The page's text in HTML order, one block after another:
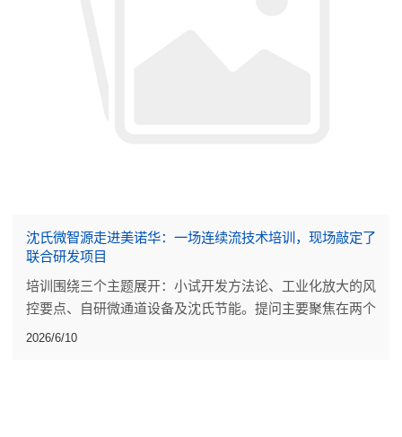
沈氏微智源走进美诺华：一场连续流技术培训，现场敲定了
联合研发项目
培训围绕三个主题展开：小试开发方法论、工业化放大的风
控要点、自研微通道设备及沈氏节能。提问主要聚焦在两个
点上：小试阶段的工艺开发做到什么程度才算可靠，放大过
2026/6/10